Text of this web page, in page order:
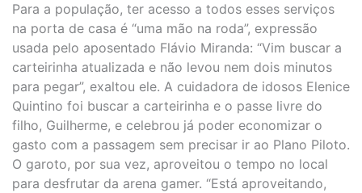
Para a população, ter acesso a todos esses serviços
na porta de casa é “uma mão na roda”, expressão
usada pelo aposentado Flávio Miranda: “Vim buscar a
carteirinha atualizada e não levou nem dois minutos
para pegar”, exaltou ele. A cuidadora de idosos Elenice
Quintino foi buscar a carteirinha e o passe livre do
filho, Guilherme, e celebrou já poder economizar o
gasto com a passagem sem precisar ir ao Plano Piloto.
O garoto, por sua vez, aproveitou o tempo no local
para desfrutar da arena gamer. “Está aproveitando,